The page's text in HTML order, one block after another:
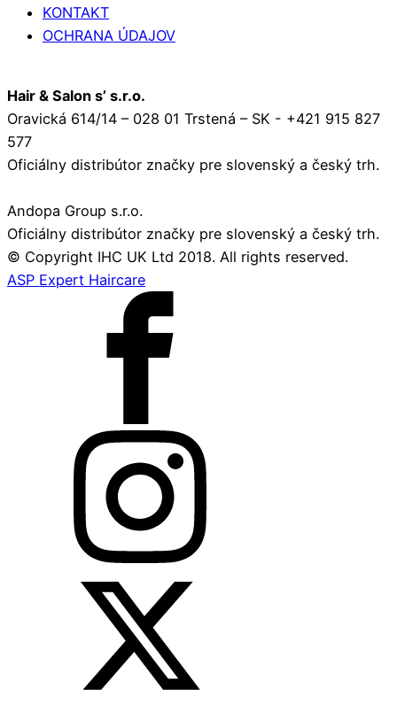
KONTAKT
OCHRANA ÚDAJOV
Hair & Salon s’ s.r.o.
Oravická 614/14 – 028 01 Trstená – SK - +421 915 827
577
Oficiálny distribútor značky pre slovenský a český trh.
Andopa Group s.r.o.
Oficiálny distribútor značky pre slovenský a český trh.
© Copyright IHC UK Ltd 2018. All rights reserved.
ASP Expert Haircare